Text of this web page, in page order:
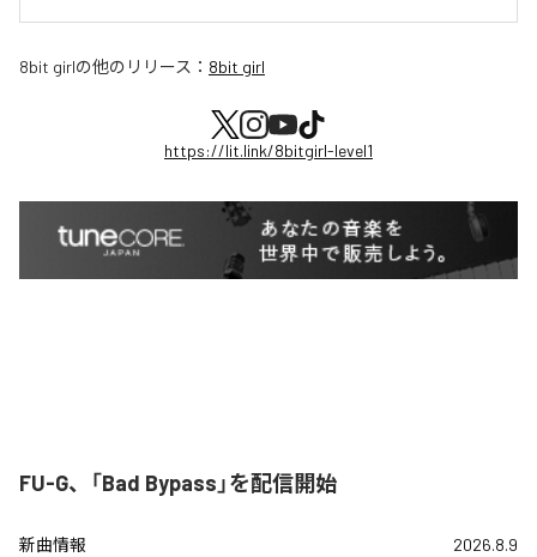
8bit girlの他のリリース： 8bit girl
https://lit.link/8bitgirl-level1
FU-G、「Bad Bypass」を配信開始
新曲情報 2026.8.9